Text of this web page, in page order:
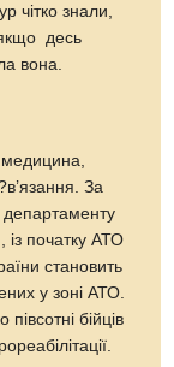
чітко знали,
десь
вона.
За
департаменту
із початку АТО
становить
у зоні АТО.
бійців